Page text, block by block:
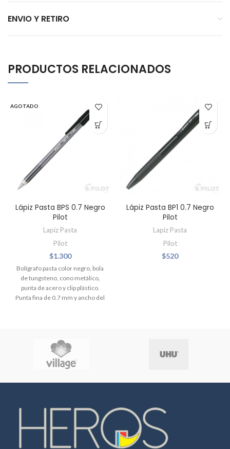
ENVIO Y RETIRO
PRODUCTOS RELACIONADOS
AGOTADO
Lápiz Pasta BPS 0.7 Negro
Pilot
Lapiz Pasta
Pilot
$1.300
Bolígrafo pasta color negro, bola
de tungsteno, cono metálico,
punta de acero y clip plástico.
Punta fina de 0.7 mm y ancho del
Lápiz Pasta BP1 0.7 Negro
Pilot
Lapiz Pasta
Pilot
$520